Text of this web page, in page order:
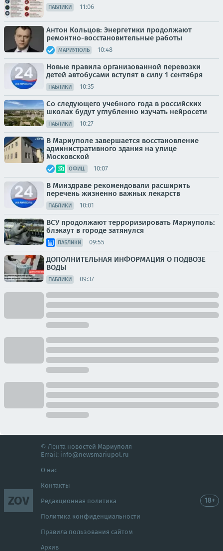
ПАБЛИКИ 11:06
Антон Кольцов: Энергетики продолжают
ремонтно-восстановительные работы
МАРИУПОЛЬ 10:48
Новые правила организованной перевозки
детей автобусами вступят в силу 1 сентября
ПАБЛИКИ 10:35
Со следующего учебного года в российских
школах будут углубленно изучать нейросети
ПАБЛИКИ 10:27
В Мариуполе завершается восстановление
административного здания на улице
Московской
ОФИЦ. 10:07
В Минздраве рекомендовали расширить
перечень жизненно важных лекарств
ПАБЛИКИ 10:01
ВСУ продолжают терроризировать Мариуполь:
блэкаут в городе затянулся
ПАБЛИКИ 09:55
ДОПОЛНИТЕЛЬНАЯ ИНФОРМАЦИЯ О ПОДВОЗЕ
ВОДЫ
ПАБЛИКИ 09:37
ZOV
© Лента новостей Мариуполя
Email: info@newsmariupol.ru
О нас
Контакты
Редакционная политика
Политика конфиденциальности
Правила пользования сайтом
Архив
18+